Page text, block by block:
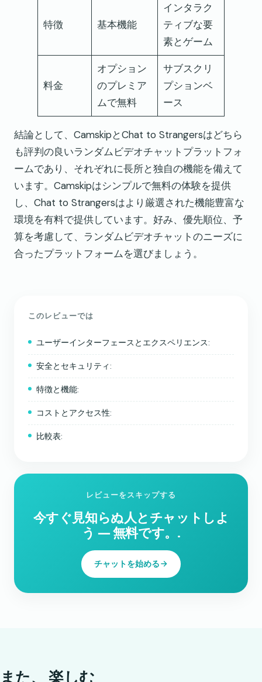
特徴 基本機能
インタラク
ティブな要
素とゲーム
料金
オプション
のプレミア
ムで無料
サブスクリ
プションベ
ース
結論として、CamskipとChat to Strangersはどちら
も評判の良いランダムビデオチャットプラットフォ
ームであり、それぞれに長所と独自の機能を備えて
います。Camskipはシンプルで無料の体験を提供
し、Chat to Strangersはより厳選された機能豊富な
環境を有料で提供しています。好み、優先順位、予
算を考慮して、ランダムビデオチャットのニーズに
合ったプラットフォームを選びましょう。
このレビューでは
ユーザーインターフェースとエクスペリエンス:
安全とセキュリティ:
特徴と機能:
コストとアクセス性:
比較表:
レビューをスキップする
今すぐ見知らぬ人とチャットしよ
う ― 無料です。.
チャットを始める
また、楽しむ